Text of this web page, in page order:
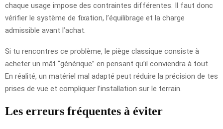
chaque usage impose des contraintes différentes. Il faut donc
vérifier le système de fixation, l’équilibrage et la charge
admissible avant l’achat.
Si tu rencontres ce problème, le piège classique consiste à
acheter un mât “générique” en pensant qu’il conviendra à tout.
En réalité, un matériel mal adapté peut réduire la précision de tes
prises de vue et compliquer l’installation sur le terrain.
Les erreurs fréquentes à éviter